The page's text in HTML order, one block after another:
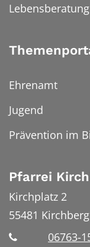
Ehrenamt
Jugend
Prävention im
Pfarrei
Kirchplatz 2
55481 Kirchberg
06763-